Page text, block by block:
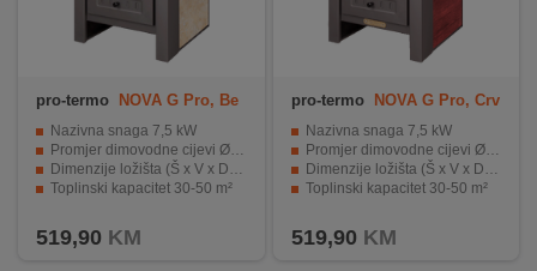
pro-termo
NOVA G Pro, Be
Nazivna snaga 7,5 kW
Promjer dimovodne cijevi Ø 120 mm
Dimenzije ložišta (Š x V x D) 300 x 430 x 355 mm
Toplinski kapacitet 30-50 m²
519,90 KM
pro-termo
NOVA G Pro, Crv
Nazivna snaga 7,5 kW
Promjer dimovodne cijevi Ø 120 mm
Dimenzije ložišta (Š x V x D) 300 x 430 x 355 mm
Toplinski kapacitet 30-50 m²
519,90 KM